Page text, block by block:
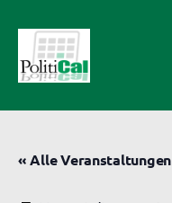
AK
« Alle Veranstaltungen